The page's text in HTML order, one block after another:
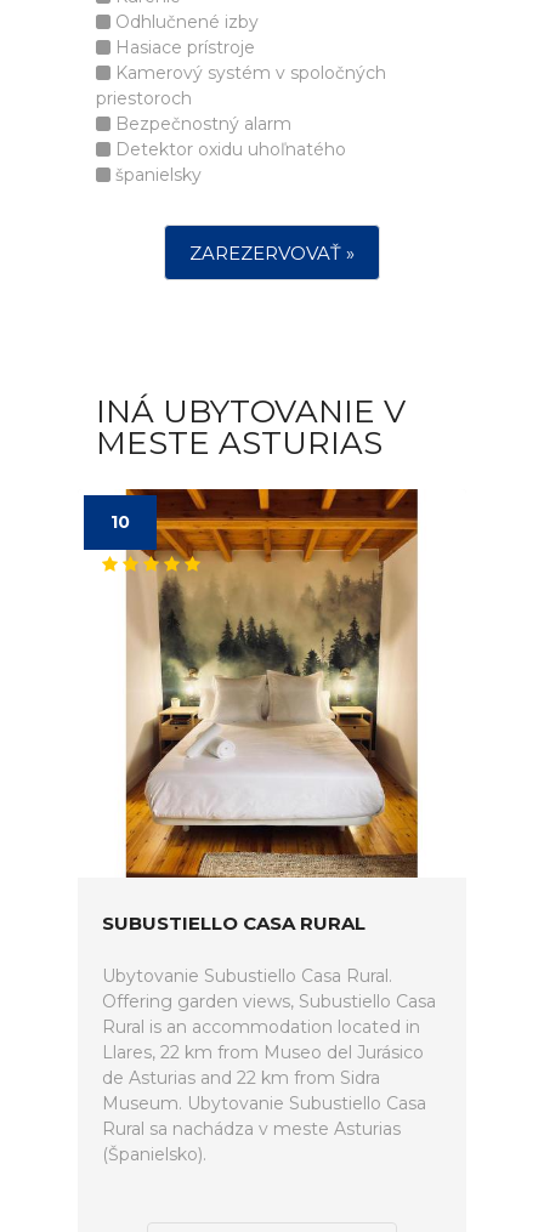
Odhlučnené izby
Hasiace prístroje
Kamerový systém v spoločných
priestoroch
Bezpečnostný alarm
Detektor oxidu uhoľnatého
španielsky
ZAREZERVOVAŤ »
INÁ UBYTOVANIE V
MESTE ASTURIAS
10
SUBUSTIELLO CASA RURAL
Ubytovanie Subustiello Casa Rural.
Offering garden views, Subustiello Casa
Rural is an accommodation located in
Llares, 22 km from Museo del Jurásico
de Asturias and 22 km from Sidra
Museum. Ubytovanie Subustiello Casa
Rural sa nachádza v meste Asturias
(Španielsko).